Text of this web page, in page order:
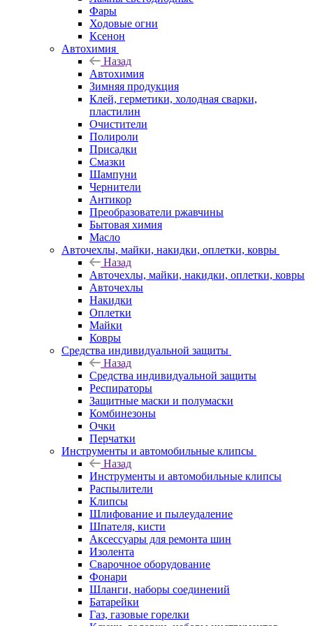
Фары
Ходовые огни
Ксенон
Автохимия
Назад
Автохимия
Зимняя продукция
Клей, герметики, холодная сварки,
пластилин
Очистители
Полироли
Присадки
Смазки
Шампуни
Чернители
Антикор
Преобразователи ржавчины
Бытовая химия
Масло
Авточехлы, майки, накидки, оплетки, ковры
Назад
Авточехлы, майки, накидки, оплетки, ковры
Авточехлы
Накидки
Оплетки
Майки
Ковры
Средства индивидуальной защиты
Назад
Средства индивидуальной защиты
Респираторы
Защитные маски и полумаски
Комбинезоны
Очки
Перчатки
Инструменты и автомобильные клипсы
Назад
Инструменты и автомобильные клипсы
Распылители
Клипсы
Шлифование и пылеудаление
Шпателя, кисти
Аксессуары для ремонта шин
Изолента
Сварочное оборудование
Фонари
Шланги, наборы соединений
Батарейки
Газ, газовые горелки